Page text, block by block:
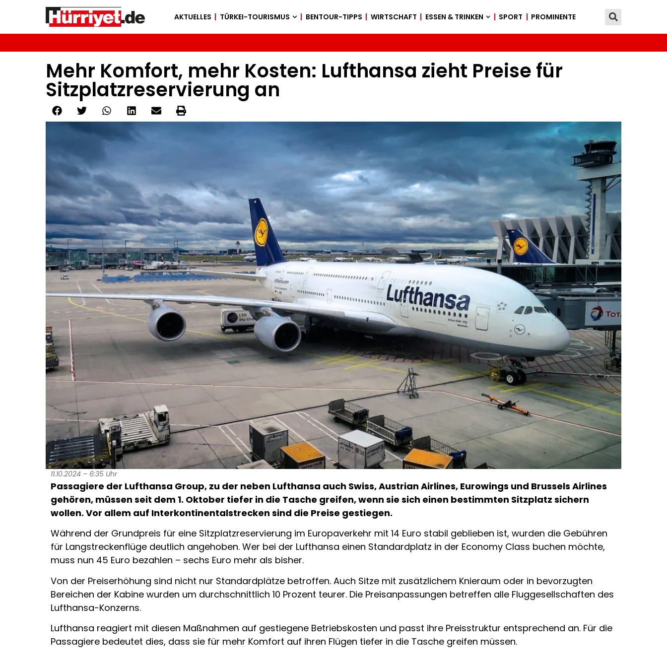
AKTUELLES TÜRKEI-TOURISMUS BENTOUR-TIPPS WIRTSCHAFT ESSEN & TRINKEN SPORT PROMINENTE
Mehr Komfort, mehr Kosten: Lufthansa zieht Preise für
Sitzplatzreservierung an
11.10.2024 – 6:35 Uhr
Passagiere der Lufthansa Group, zu der neben Lufthansa auch Swiss, Austrian Airlines, Eurowings und Brussels Airlines
gehören, müssen seit dem 1. Oktober tiefer in die Tasche greifen, wenn sie sich einen bestimmten Sitzplatz sichern
wollen. Vor allem auf Interkontinentalstrecken sind die Preise gestiegen.
Während der Grundpreis für eine Sitzplatzreservierung im Europaverkehr mit 14 Euro stabil geblieben ist, wurden die Gebühren
für Langstreckenflüge deutlich angehoben. Wer bei der Lufthansa einen Standardplatz in der Economy Class buchen möchte,
muss nun 45 Euro bezahlen – sechs Euro mehr als bisher.
Von der Preiserhöhung sind nicht nur Standardplätze betroffen. Auch Sitze mit zusätzlichem Knieraum oder in bevorzugten
Bereichen der Kabine wurden um durchschnittlich 10 Prozent teurer. Die Preisanpassungen betreffen alle Fluggesellschaften des
Lufthansa-Konzerns.
Lufthansa reagiert mit diesen Maßnahmen auf gestiegene Betriebskosten und passt ihre Preisstruktur entsprechend an. Für die
Passagiere bedeutet dies, dass sie für mehr Komfort auf ihren Flügen tiefer in die Tasche greifen müssen.